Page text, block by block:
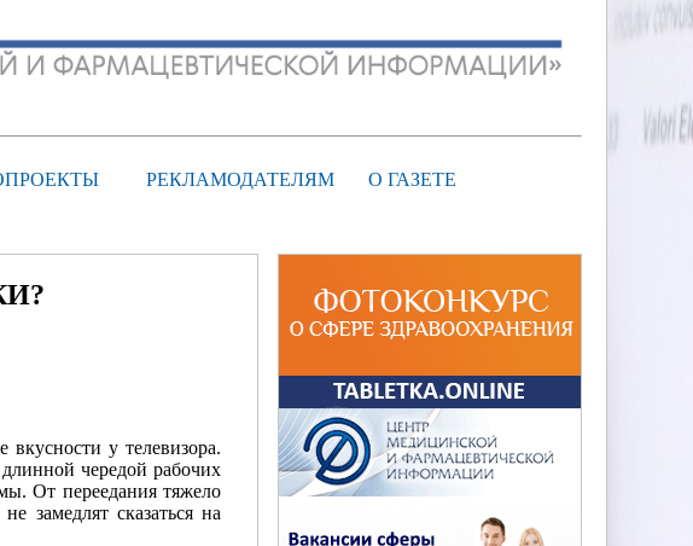
РЕКЛАМОДАТЕЛЯМ О ГАЗЕТЕ
у телевизора.
чередой рабочих
От переедания тяжело
замедлят сказаться на